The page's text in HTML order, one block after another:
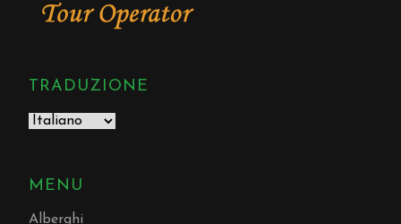
TRADUZIONE
MENU
Alberghi